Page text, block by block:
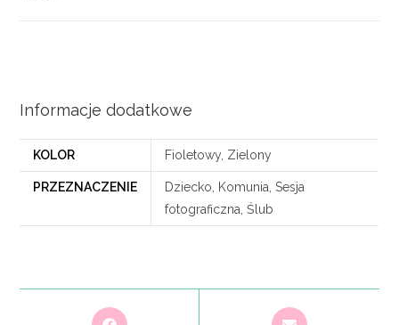
Informacje dodatkowe
KOLOR Fioletowy, Zielony
PRZEZNACZENIE
Dziecko, Komunia, Sesja
fotograficzna, Ślub
Opens
Opens